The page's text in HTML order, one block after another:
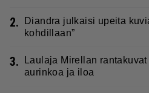
2.
Diandra julkaisi upeita
kohdillaan”
3.
Laulaja Mirellan
aurinkoa ja iloa